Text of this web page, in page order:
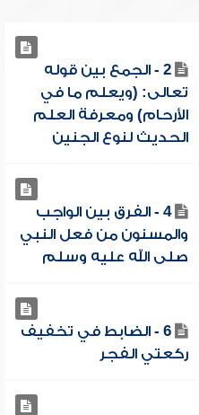
2 - الجمع بين قوله
تعالى: (ويعلم ما في
الأرحام) ومعرفة العلم
الحديث لنوع الجنين
4 - الفرق بين الواجب
والمسنون من فعل النبي
صلى الله عليه وسلم
6 - الضابط في تخفيف
ركعتي الفجر